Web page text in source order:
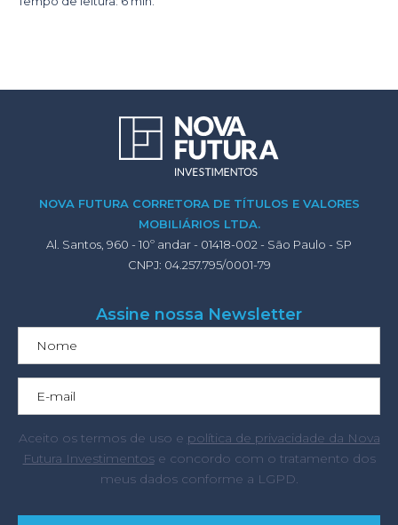
NOVA FUTURA CORRETORA DE TÍTULOS E VALORES
MOBILIÁRIOS LTDA.
Al. Santos, 960 - 10º andar - 01418-002 - São Paulo - SP
CNPJ: 04.257.795/0001-79
Assine nossa Newsletter
Aceito os termos de uso e política de privacidade da Nova
Futura Investimentose concordo com o tratamento dos
meus dados conforme a LGPD.